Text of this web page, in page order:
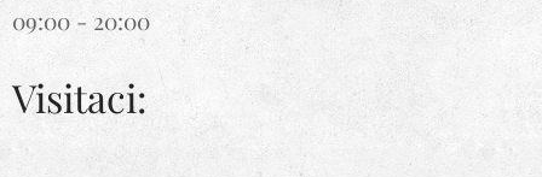
09:00 - 20:00
Visitaci: